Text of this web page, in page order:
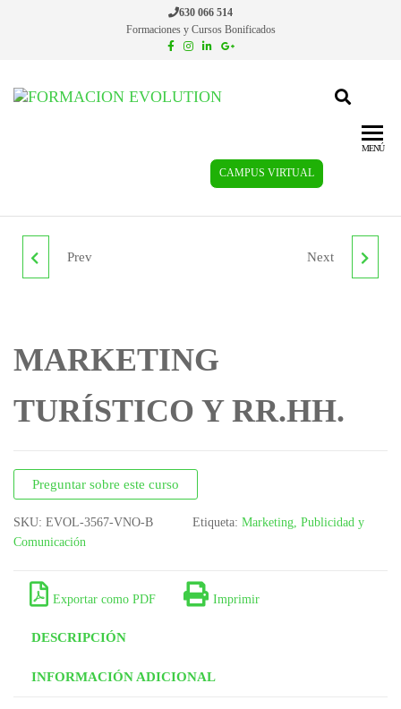
630 066 514
Formaciones y Cursos Bonificados
Formacion
CAMPUS VIRTUAL
MENÚ
Prev MEDIADOR SOCIAL
Next
MARKETING
TURÍSTICO Y RR.HH.
Preguntar sobre este curso
SKU: EVOL-3567-VNO-B Etiqueta: Marketing, Publicidad y
Comunicación
Exportar como PDF Imprimir
DESCRIPCIÓN
INFORMACIÓN ADICIONAL